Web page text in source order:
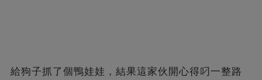
給狗子抓了個鴨娃娃，結果這家伙開心得叼一整路